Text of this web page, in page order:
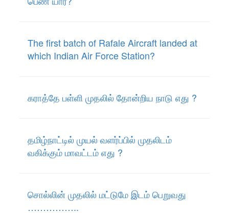
The first batch of Rafale Aircraft landed at
which Indian Air Force Station?
கராத்தே பள்ளி முதலில் தோன்றிய நாடு எது ?
தமிழ்நாட்டில் முயல் வளர்ப்பில் முதலிடம்
வகிக்கும் மாவட்டம் எது ?
சொல்லின் முதலில் மட்டுமே இடம் பெறுவது
……………..